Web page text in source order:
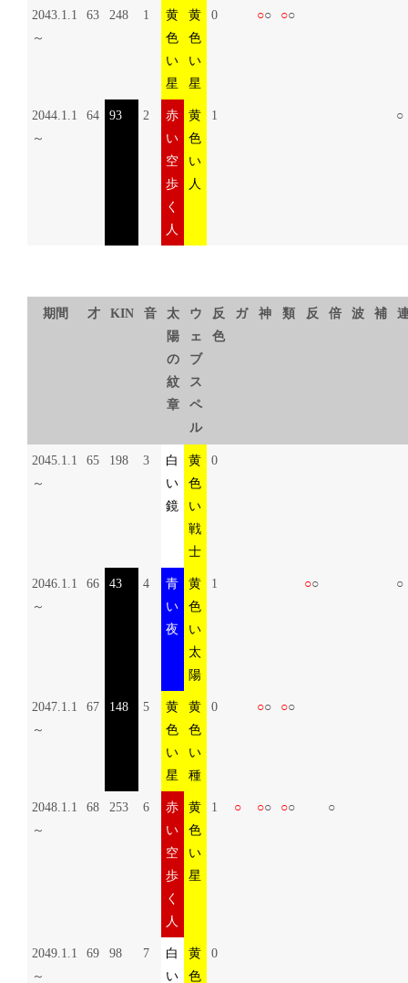
2043.1.1
～
63 248 1
黄
色
い
星
黄
色
い
星
0 ○○ ○○
2044.1.1
～
64 93 2
赤
い
空
歩
く
人
黄
色
い
人
1 ○
期間 才 KIN 音
太
陽
の
紋
章
ウ
ェ
ブ
ス
ペ
ル
反
色
ガ 神 類 反 倍 波 補
2045.1.1
～
65 198 3
白
い
鏡
黄
色
い
戦
士
0
2046.1.1
～
66 43 4
青
い
夜
黄
色
い
太
陽
1 ○○ ○
2047.1.1
～
67 148 5
黄
色
い
星
黄
色
い
種
0 ○○ ○○
2048.1.1
～
68 253 6
赤
い
空
歩
く
人
黄
色
い
星
1 ○ ○○ ○○ ○
2049.1.1
～
69 98 7
白
い
黄
色
0